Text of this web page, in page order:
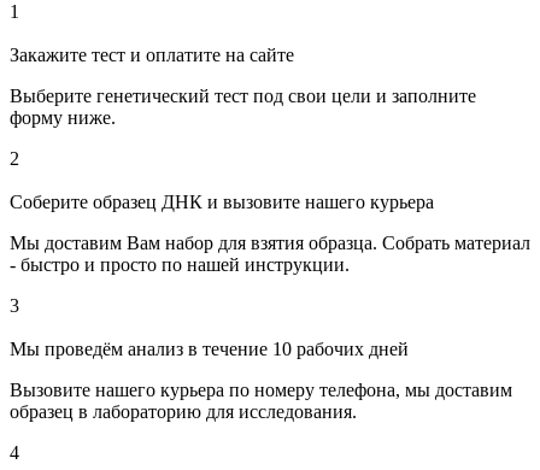
1
Закажите тест и оплатите на сайте
Выберите генетический тест под свои цели и заполните
форму ниже.
2
Соберите образец ДНК и вызовите нашего курьера
Мы доставим Вам набор для взятия образца. Собрать материал
- быстро и просто по нашей инструкции.
3
Мы проведём анализ в течение 10 рабочих дней
Вызовите нашего курьера по номеру телефона, мы доставим
образец в лабораторию для исследования.
4